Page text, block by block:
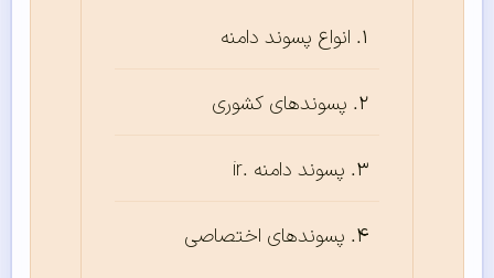
انواع پسوند دامنه
پسوندهای کشوری
پسوند دامنه .ir
پسوند‌های اختصاصی